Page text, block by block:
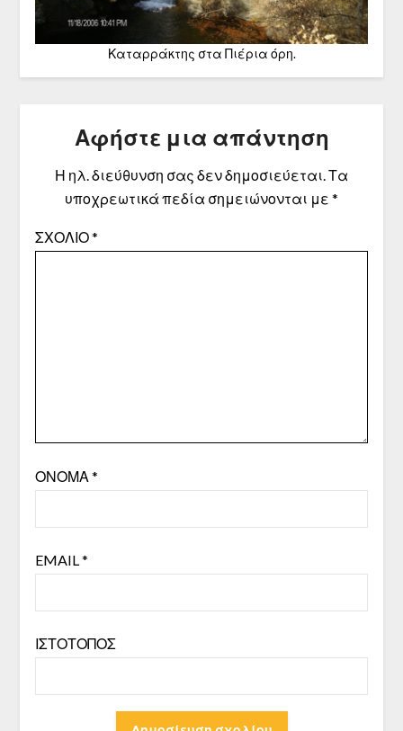
Καταρράκτης στα Πιέρια όρη.
Αφήστε μια απάντηση
Η ηλ. διεύθυνση σας δεν δημοσιεύεται. Τα
υποχρεωτικά πεδία σημειώνονται με *
ΣΧΌΛΙΟ*
ΌΝΟΜΑ *
EMAIL *
ΙΣΤΌΤΟΠΟΣ